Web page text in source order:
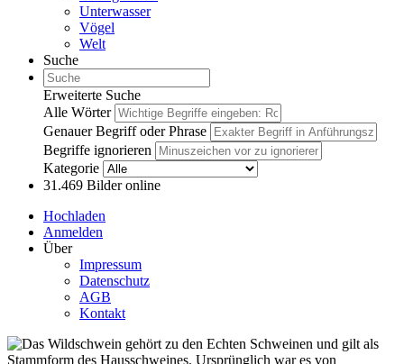
Unterwasser
Vögel
Welt
Suche
Erweiterte Suche
Alle Wörter
Genauer Begriff oder Phrase
Begriffe ignorieren
Kategorie
31.469 Bilder online
Hochladen
Anmelden
Über
Impressum
Datenschutz
AGB
Kontakt